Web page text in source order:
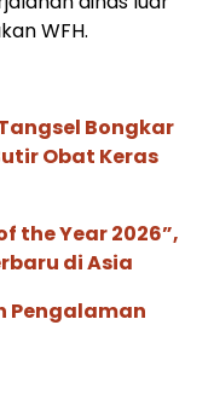
WFH.
Bongkar
Obat Keras
the Year 2026”,
di Asia
Pengalaman